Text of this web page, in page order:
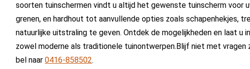
soorten tuinschermen vindt u altijd het gewenste tuinscherm voor
grenen, en hardhout tot aanvullende opties zoals schapenhekjes,
natuurlijke uitstraling te geven. Ontdek de mogelijkheden en laat u
zowel moderne als traditionele tuinontwerpen.Blijf niet met
bel naar 0416-858502.